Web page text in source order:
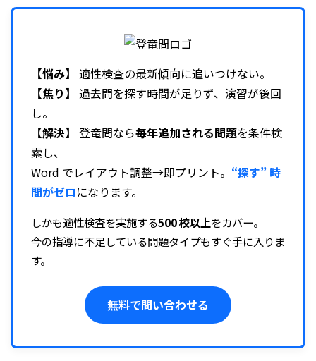
【悩み】 適性検査の最新傾向に追いつけない。
【焦り】 過去問を探す時間が足りず、演習が後回
し。
【解決】 登竜問なら毎年追加される問題を条件検
索し、
Word でレイアウト調整→即プリント。 “探す” 時
間がゼロになります。
しかも適性検査を実施する500 校以上をカバー。
今の指導に不足している問題タイプもすぐ手に入りま
す。
無料で問い合わせる